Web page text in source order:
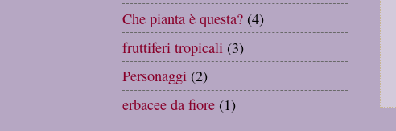
Che pianta è questa? (4)
fruttiferi tropicali (3)
Personaggi (2)
erbacee da fiore (1)